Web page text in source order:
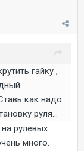
гайку ,
как надо
руля...
рулевых
много.